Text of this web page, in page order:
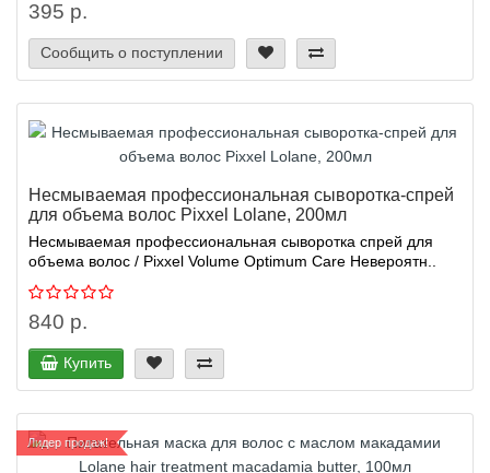
395 р.
Сообщить о поступлении
Несмываемая профессиональная сыворотка-спрей
для объема волос Pixxel Lolane, 200мл
Несмываемая профессиональная сыворотка спрей для
объема волос / Pixxel Volume Optimum Care Невероятн..
840 р.
Купить
Лидер продаж!